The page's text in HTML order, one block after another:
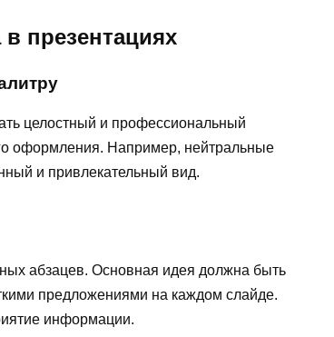
презентациях
целостный и профессиональный
оформления. Например, нейтральные
и привлекательный вид.
абзацев. Основная идея должна быть
предложениями на каждом слайде.
информации.